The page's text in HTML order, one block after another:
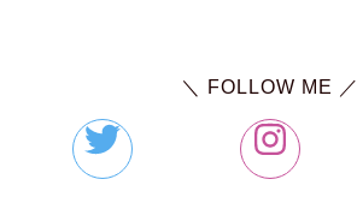
＼ FOLLOW ME ／